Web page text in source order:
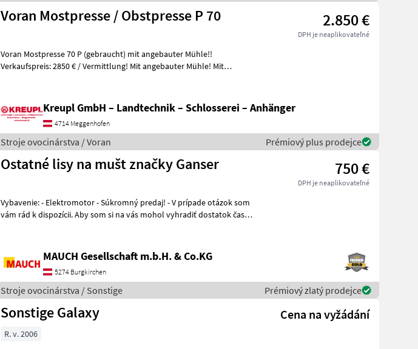
Voran Mostpresse / Obstpresse P 70 2.850 €
DPH je neaplikovateľné
Voran Mostpresse 70 P (gebraucht) mit angebauter Mühle!!
Verkaufspreis: 2850 € / Vermittlung! Mit angebauter Mühle! Mit
Kreupl GmbH – Landtechnik – Schlosserei – Anhänger
4714 Meggenhofen
Stroje ovocinárstva / Voran Prémiový plus prodejce
Ostatné lisy na mušt značky Ganser 750 €
DPH je neaplikovateľné
Vybavenie: - Elektromotor - Súkromný predaj! - V prípade otázok som
vám rád k dispozícii. Aby som si na vás mohol vyhradiť dostatok času,
MAUCH Gesellschaft m.b.H. & Co.KG
5274 Burgkirchen
Stroje ovocinárstva / Sonstige Prémiový zlatý prodejce
Sonstige Galaxy Cena na vyžádání
R. v. 2006